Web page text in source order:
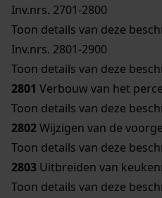
Inv.nrs. 2701-2800
Toon details van deze
Inv.nrs. 2801-2900
Toon details van deze
2801 Verbouw van het
Toon details van deze
2802Wijzigen van de
Toon details van deze
2803 Uitbreiden van
Toon details van deze